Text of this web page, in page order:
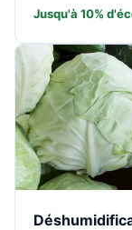
Jusqu'à 10%